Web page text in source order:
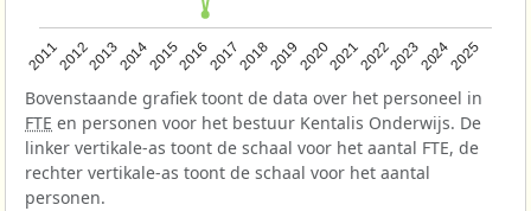
201120122013201420152016201720182019202020212022202320242025
Bovenstaande grafiek toont de data over het personeel in
FTE en personen voor het bestuur Kentalis Onderwijs. De
linker vertikale-as toont de schaal voor het aantal FTE, de
rechter vertikale-as toont de schaal voor het aantal
personen.